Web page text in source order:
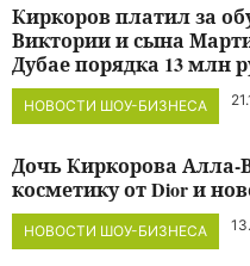
НОВОСТИ ШОУ-БИЗНЕСА
Киркоров платил за
Виктории и сына
Дубае порядка 13 млн
НОВОСТИ ШОУ-БИЗНЕСА
Дочь Киркорова Алла-
косметику от Dior и